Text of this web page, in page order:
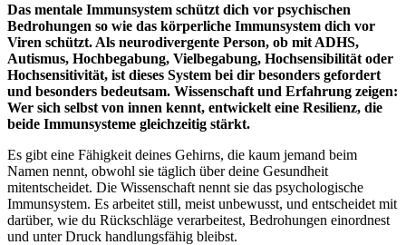
Das mentale Immunsystem schützt dich vor psychischen
Bedrohungen so wie das körperliche Immunsystem dich vor
Viren schützt. Als neurodivergente Person, ob mit ADHS,
Autismus, Hochbegabung, Vielbegabung, Hochsensibilität oder
Hochsensitivität, ist dieses System bei dir besonders gefordert
und besonders bedeutsam. Wissenschaft und Erfahrung zeigen:
Wer sich selbst von innen kennt, entwickelt eine Resilienz, die
beide Immunsysteme gleichzeitig stärkt.
Es gibt eine Fähigkeit deines Gehirns, die kaum jemand beim
Namen nennt, obwohl sie täglich über deine Gesundheit
mitentscheidet. Die Wissenschaft nennt sie das psychologische
Immunsystem. Es arbeitet still, meist unbewusst, und entscheidet mit
darüber, wie du Rückschläge verarbeitest, Bedrohungen einordnest
und unter Druck handlungsfähig bleibst.